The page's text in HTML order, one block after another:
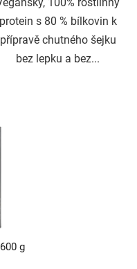
100% rostlinný
protein s 80 % bílkovin k
přípravě chutného šejku
bez lepku a bez...
g